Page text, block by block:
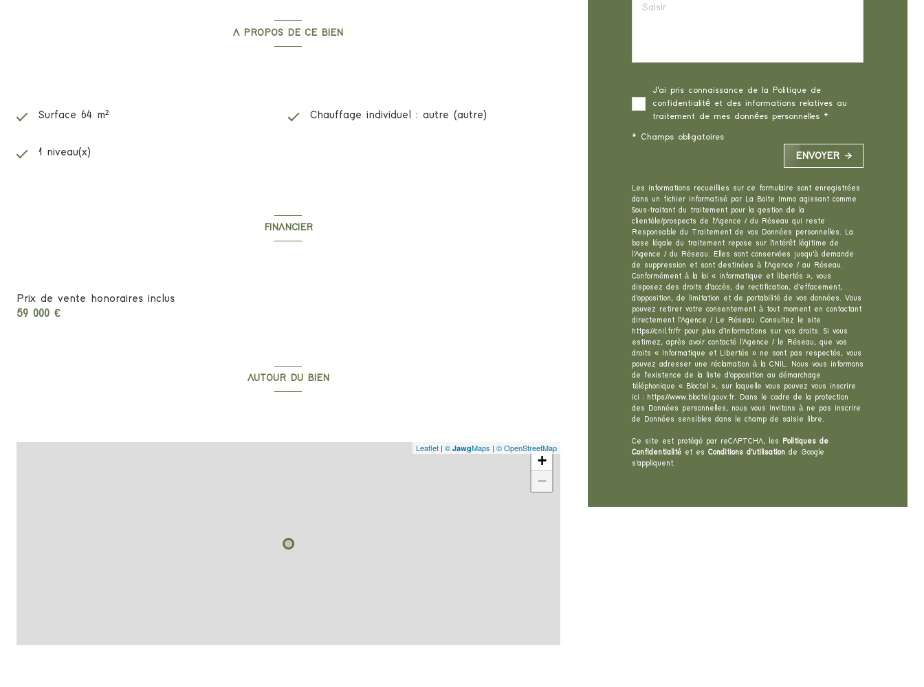
A PROPOS DE CE BIEN
Surface 64 m² Chauffage individuel : autre (autre)
1 niveau(x)
FINANCIER
Prix de vente honoraires inclus
59 000 €
AUTOUR DU BIEN
+
−
Leaflet| © JawgMaps | © OpenStreetMap
J'ai pris connaissance de la Politique de
confidentialité et des informations relatives au
traitement de mes données personnelles *
* Champs obligatoires
ENVOYER
Les informations recueillies sur ce formulaire sont enregistrées
dans un fichier informatisé par La Boite Immo agissant comme
Sous-traitant du traitement pour la gestion de la
clientèle/prospects de l'Agence / du Réseau qui reste
Responsable du Traitement de vos Données personnelles. La
base légale du traitement repose sur l'intérêt légitime de
l'Agence / du Réseau. Elles sont conservées jusqu'à demande
de suppression et sont destinées à l'Agence / au Réseau.
Conformément à la loi « informatique et libertés », vous
disposez des droits d’accès, de rectification, d’effacement,
d’opposition, de limitation et de portabilité de vos données. Vous
pouvez retirer votre consentement à tout moment en contactant
directement l’Agence / Le Réseau. Consultez le site
https://cnil.fr/frpour plus d’informations sur vos droits. Si vous
estimez, après avoir contacté l'Agence / le Réseau, que vos
droits « Informatique et Libertés » ne sont pas respectés, vous
pouvez adresser une réclamation à la CNIL. Nous vous informons
de l’existence de la liste d'opposition au démarchage
téléphonique « Bloctel », sur laquelle vous pouvez vous inscrire
ici :
https://www.bloctel.gouv.fr. Dans le cadre de la protection
des Données personnelles, nous vous invitons à ne pas inscrire
de Données sensibles dans le champ de saisie libre.
Ce site est protégé par reCAPTCHA, les
Politiques de
Confidentialitéet es Conditions d'utilisationde Google
s'appliquent.